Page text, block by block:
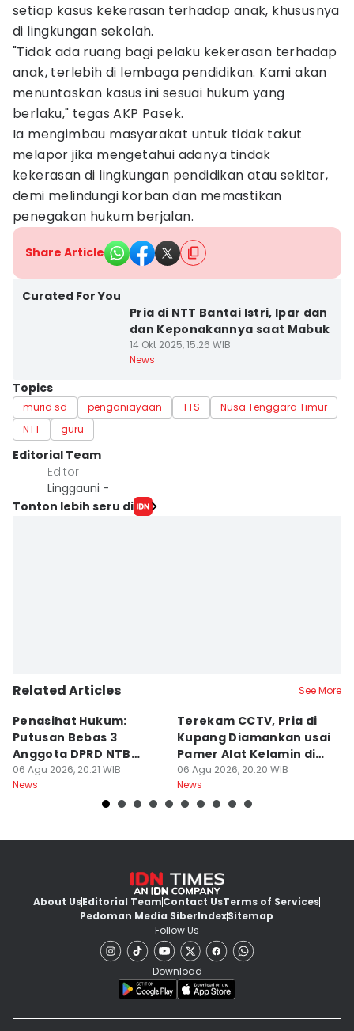
setiap kasus kekerasan terhadap anak, khususnya
di lingkungan sekolah.
"Tidak ada ruang bagi pelaku kekerasan terhadap
anak, terlebih di lembaga pendidikan. Kami akan
menuntaskan kasus ini sesuai hukum yang
berlaku," tegas AKP Pasek.
Ia mengimbau masyarakat untuk tidak takut
melapor jika mengetahui adanya tindak
kekerasan di lingkungan pendidikan atau sekitar,
demi melindungi korban dan memastikan
penegakan hukum berjalan.
Share Article
Curated For You
Pria di NTT Bantai Istri, Ipar dan
dan Keponakannya saat Mabuk
14 Okt 2025, 15:26 WIB
News
Topics
murid sd penganiayaan TTS
Nusa Tenggara Timur
NTT
guru
Editorial Team
Editor
Linggauni -
Tonton lebih seru di
Related Articles See More
Penasihat Hukum:
Putusan Bebas 3
Anggota DPRD NTB
Bersifat Final
06 Agu 2026, 20:21 WIB
News
Terekam CCTV, Pria di
Kupang Diamankan usai
Pamer Alat Kelamin di
Kios
06 Agu 2026, 20:20 WIB
News
About UsEditorial TeamContact UsTerms of Services
Pedoman Media SiberIndexSitemap
Follow Us
Download